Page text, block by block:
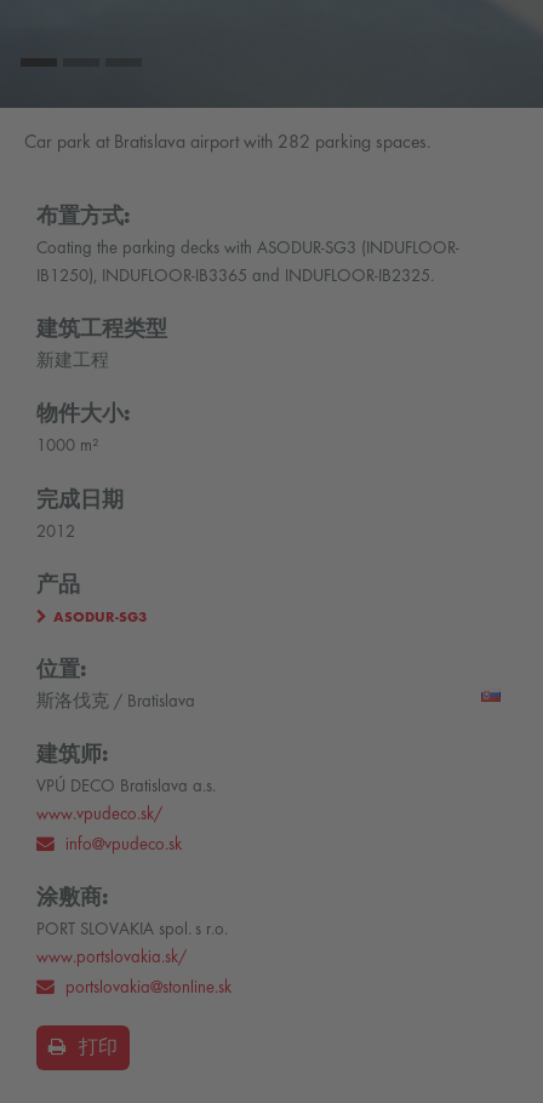
Car park at Bratislava airport with 282 parking spaces.
布置方式:
Coating the parking decks with ASODUR-SG3 (INDUFLOOR-
IB1250), INDUFLOOR-IB3365 and INDUFLOOR-IB2325.
建筑工程类型
新建工程
物件大小:
1000 m²
完成日期
2012
产品
ASODUR-SG3
位置:
斯洛伐克 / Bratislava
建筑师:
VPÚ DECO Bratislava a.s.
www.vpudeco.sk/
info@vpudeco.sk
涂敷商:
PORT SLOVAKIA spol. s r.o.
www.portslovakia.sk/
portslovakia@stonline.sk
打印